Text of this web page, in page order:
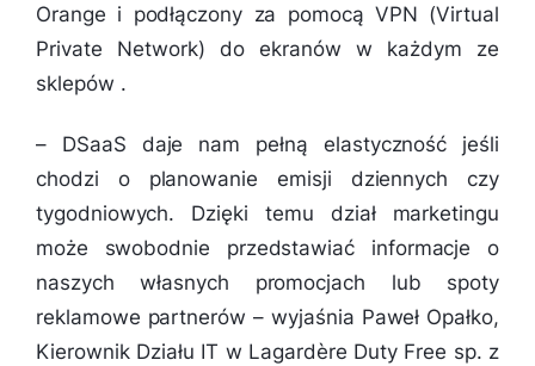
Orange i podłączony za pomocą VPN (Virtual
Private Network) do ekranów w każdym ze
sklepów .
– DSaaS daje nam pełną elastyczność jeśli
chodzi o planowanie emisji dziennych czy
tygodniowych. Dzięki temu dział marketingu
może swobodnie przedstawiać informacje o
naszych własnych promocjach lub spoty
reklamowe partnerów– wyjaśnia Paweł Opałko,
Kierownik Działu IT w Lagardère Duty Free sp. z